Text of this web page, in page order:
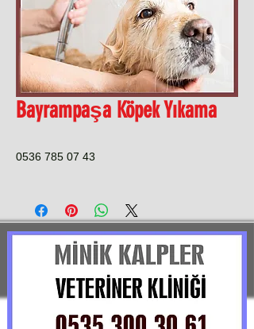
Bayrampaşa Köpek Yıkama
0536 785 07 43